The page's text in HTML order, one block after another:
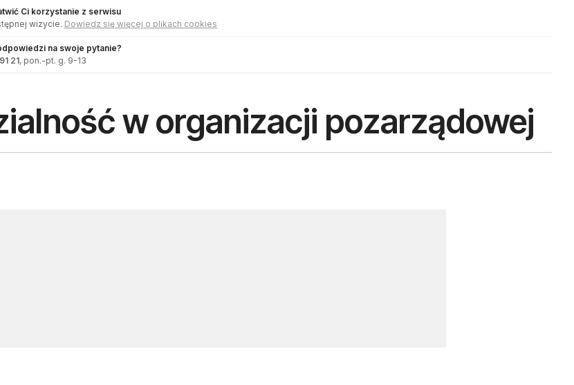
Ci korzystanie z serwisu
wizycie. Dowiedz się więcej o plikach cookies
na swoje pytanie?
21, pon.-pt. g. 9-13
w organizacji pozarządowej